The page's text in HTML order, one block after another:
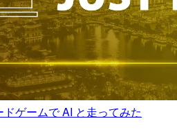
ゲームで AI と走ってみた